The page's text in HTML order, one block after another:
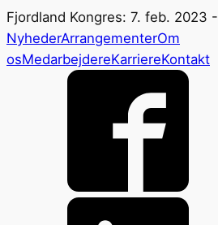
Fjordland Kongres: 7. feb. 2023 -
NyhederArrangementerOm
osMedarbejdereKarriereKontakt